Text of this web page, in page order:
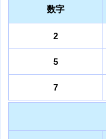
数字
2
5
7